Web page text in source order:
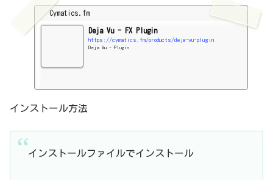
Cymatics.fm
Deja Vu - FX Plugin
https://cymatics.fm/products/deja-vu-plugin
Deja Vu - Plugin
インストール方法
インストールファイルでインストール